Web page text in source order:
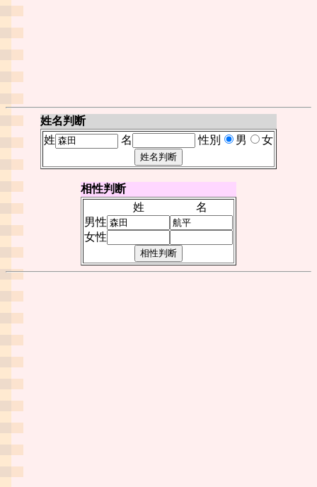
姓名判断
姓
名 性別 男 女
相性判断
姓
名
男性
女性